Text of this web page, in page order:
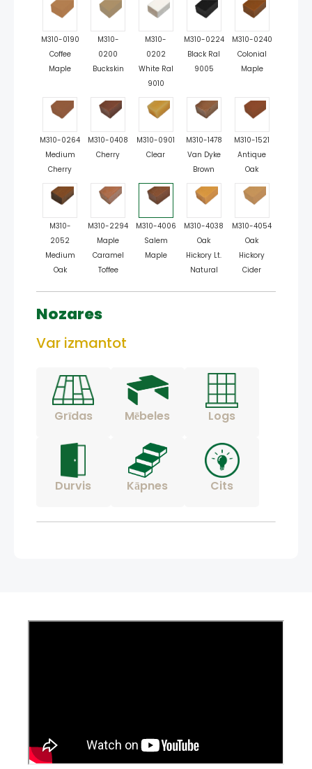
M310-0190
Coffee
Maple
M310-
0200
Buckskin
M310-
0202
White Ral
9010
M310-0224
Black Ral
9005
M310-0240
Colonial
Maple
M310-0264
Medium
Cherry
M310-0408
Cherry
M310-0901
Clear
M310-1478
Van Dyke
Brown
M310-1521
Antique
Oak
M310-
2052
Medium
Oak
M310-2294
Maple
Caramel
Toffee
M310-4006
Salem
Maple
M310-4038
Oak
Hickory Lt.
Natural
M310-4054
Oak
Hickory
Cider
Nozares
Var izmantot
Grīdas Mēbeles Logs
Durvis Kāpnes Cits